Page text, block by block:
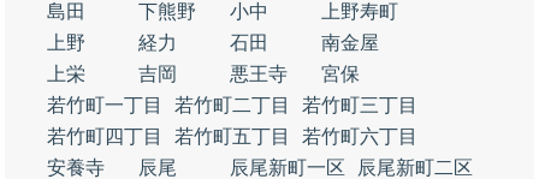
島田
下熊野 小中
上野寿町
上野
経力 石田
南金屋
上栄
吉岡 悪王寺
宮保
若竹町一丁目
若竹町二丁目
若竹町三丁目
若竹町四丁目
若竹町五丁目
若竹町六丁目
安養寺
辰尾 辰尾新町一区
辰尾新町二区